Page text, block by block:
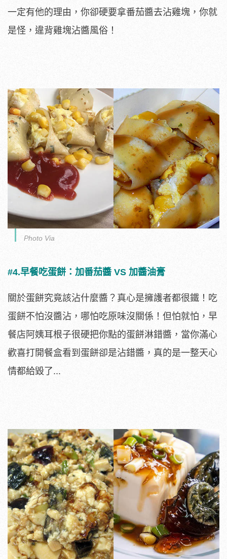
一定有他的理由，你卻硬要拿番茄醬去沾雞塊，你就
是怪，違背雞塊沾醬風俗！
Photo Via
#4.早餐吃蛋餅：加番茄醬 VS 加醬油膏
關於蛋餅究竟該沾什麼醬？真心是擁護者都很鐵！吃
蛋餅不怕沒醬沾，哪怕吃原味沒關係！但怕就怕，早
餐店阿姨耳根子很硬把你點的蛋餅淋錯醬，當你滿心
歡喜打開餐盒看到蛋餅卻是沾錯醬，真的是一整天心
情都給毀了...